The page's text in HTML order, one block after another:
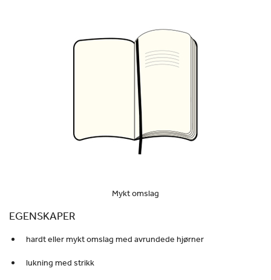
Mykt omslag
EGENSKAPER
hardt eller mykt omslag med avrundede hjørner
lukning med strikk